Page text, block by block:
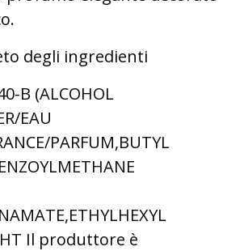
degli ingredienti
B (ALCOHOL
EAU
PARFUM,BUTYL
Il produttore è